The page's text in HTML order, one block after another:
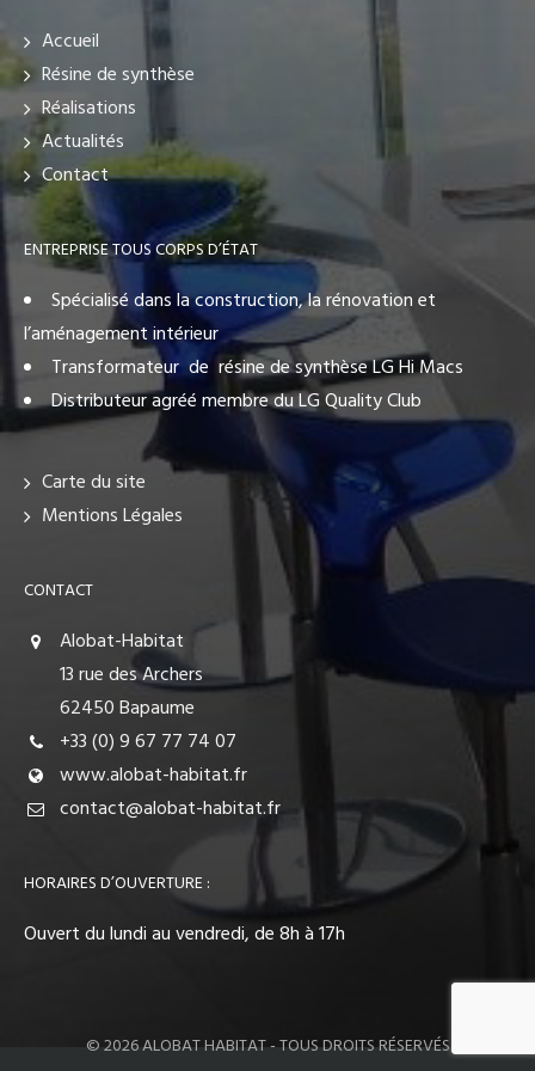
Accueil
Résine de synthèse
Réalisations
Actualités
Contact
ENTREPRISE TOUS CORPS D’ÉTAT
Spécialisé dans la construction, la rénovation et
l’aménagement intérieur
Transformateur de résine de synthèse LG Hi Macs
Distributeur agréé membre du LG Quality Club
Carte du site
Mentions Légales
CONTACT
Alobat-Habitat
13 rue des Archers
62450 Bapaume
+33 (0) 9 67 77 74 07
www.alobat-habitat.fr
contact@alobat-habitat.fr
HORAIRES D’OUVERTURE :
Ouvert du lundi au vendredi, de 8h à 17h